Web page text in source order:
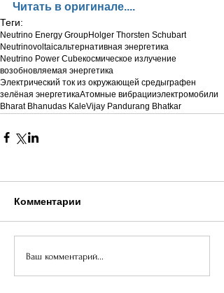
Читать в оригинале....
Теги:
Neutrino Energy GroupHolger Thorsten Schubart
Neutrinovoltaicальтернативная энергетика
Neutrino Power Cubeкосмическое излучение
возобновляемая энергетика
Электрический ток из окружающей средыграфен
зелёная энергетикаАтомные вибрацииэлектромобили
Bharat Bhanudas KaleVijay Pandurang Bhatkar
Комментарии
Ваш комментарий...